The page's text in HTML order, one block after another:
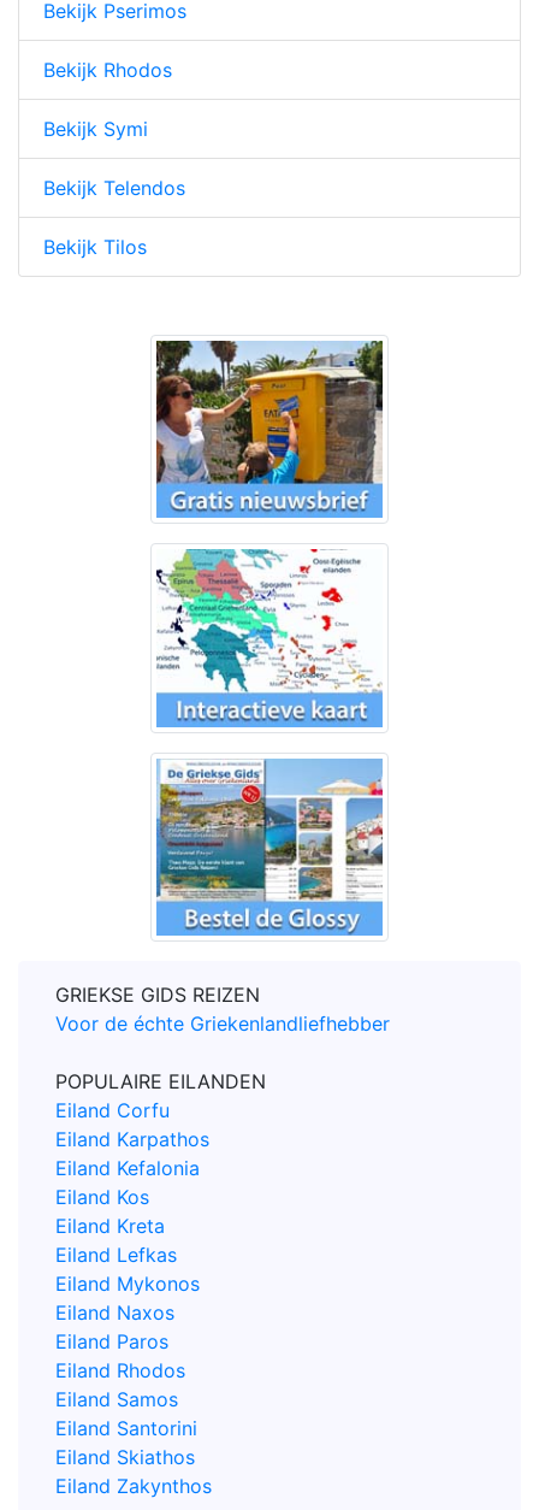
Bekijk Pserimos
Bekijk Rhodos
Bekijk Symi
Bekijk Telendos
Bekijk Tilos
GRIEKSE GIDS REIZEN
Voor de échte Griekenlandliefhebber
POPULAIRE EILANDEN
Eiland Corfu
Eiland Karpathos
Eiland Kefalonia
Eiland Kos
Eiland Kreta
Eiland Lefkas
Eiland Mykonos
Eiland Naxos
Eiland Paros
Eiland Rhodos
Eiland Samos
Eiland Santorini
Eiland Skiathos
Eiland Zakynthos